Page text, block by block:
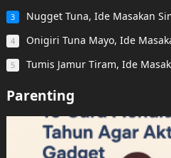
3 Nugget Tuna, Ide Masakan
4 Onigiri Tuna Mayo, Ide
5 Tumis Jamur Tiram, Ide
Parenting